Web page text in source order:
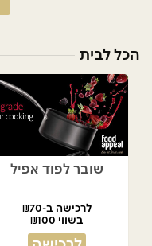
הכל לבית
שובר לפוד אפיל
לרכישה ב-₪70
בשווי ₪100